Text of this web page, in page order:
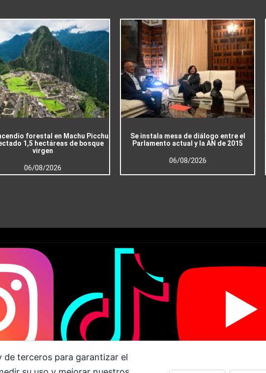
forestal en Machu Picchu
1,5 hectáreas de bosque
virgen
06/08/2026
Se instala mesa de diálogo entre el
Parlamento actual y la AN de 2015
06/08/2026
de terceros para garantizar el